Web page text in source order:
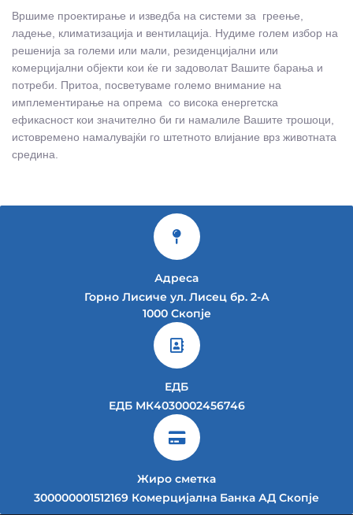
Вршиме проектирање и изведба на системи за греење,
ладење, климатизација и вентилација. Нудиме голем избор на
решенија за големи или мали, резиденцијални или
комерцијални објекти кои ќе ги задоволат Вашите барања и
потреби. Притоа, посветуваме големо внимание на
имплементирање на опрема со висока енергетска
ефикасност кои значително би ги намалиле Вашите трошоци,
истовремено намалувајќи го штетното влијание врз животната
средина.
Адреса
Горно Лисиче ул. Лисец бр. 2-А
1000 Скопје
ЕДБ
ЕДБ МК4030002456746
Жиро сметка
300000001512169 Комерцијална Банка АД Скопје